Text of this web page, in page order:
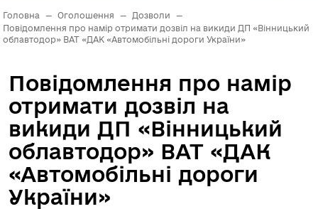
Головна — Оголошення — Дозволи
—
Повідомлення про намір отримати дозвіл на викиди ДП «Вінницький
облавтодор» ВАТ «ДАК «Автомобільні дороги України»
Повідомлення про намір
отримати дозвіл на
викиди ДП «Вінницький
облавтодор» ВАТ «ДАК
«Автомобільні дороги
України»